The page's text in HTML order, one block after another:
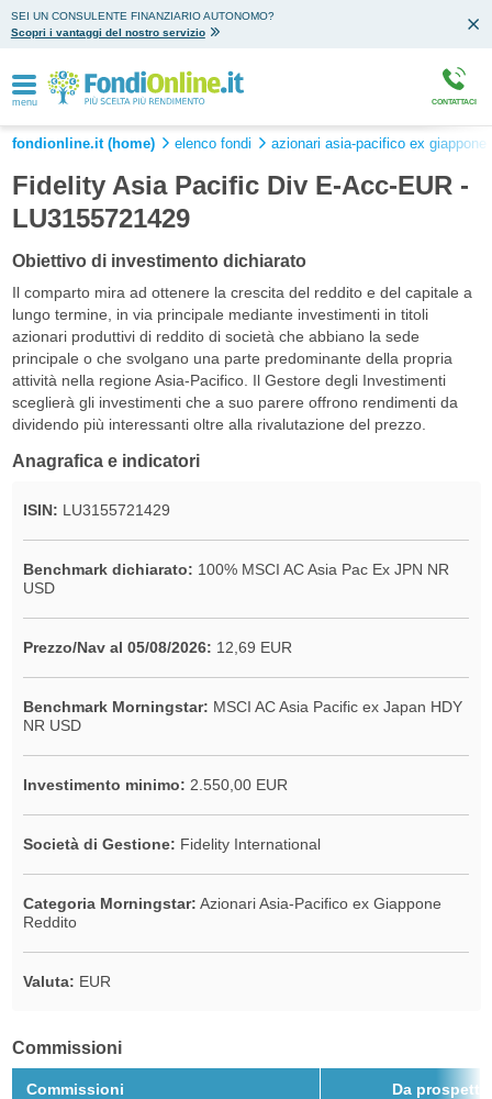
SEI UN CONSULENTE FINANZIARIO AUTONOMO?
Scopri i vantaggi del nostro servizio
menu CONTATTACI
fondionline.it (home) elenco fondi azionari asia-pacifico ex giappone
Fidelity Asia Pacific Div E-Acc-EUR -
LU3155721429
Obiettivo di investimento dichiarato
Il comparto mira ad ottenere la crescita del reddito e del capitale a
lungo termine, in via principale mediante investimenti in titoli
azionari produttivi di reddito di società che abbiano la sede
principale o che svolgano una parte predominante della propria
attività nella regione Asia-Pacifico. Il Gestore degli Investimenti
sceglierà gli investimenti che a suo parere offrono rendimenti da
dividendo più interessanti oltre alla rivalutazione del prezzo.
Anagrafica e indicatori
ISIN: LU3155721429
Benchmark dichiarato: 100% MSCI AC Asia Pac Ex JPN NR
USD
Prezzo/Nav al 05/08/2026: 12,69 EUR
Benchmark Morningstar: MSCI AC Asia Pacific ex Japan HDY
NR USD
Investimento minimo: 2.550,00 EUR
Società di Gestione: Fidelity International
Categoria Morningstar: Azionari Asia-Pacifico ex Giappone
Reddito
Valuta: EUR
Commissioni
Commissioni Da prospetto